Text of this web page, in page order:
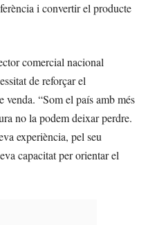
i convertir el producte
comercial nacional
de reforçar el
“Som el país amb més
no la podem deixar perdre.
experiència, pel seu
capacitat per orientar el